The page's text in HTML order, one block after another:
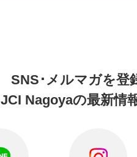
SNS･メルマガを登
JCI Nagoyaの最新情